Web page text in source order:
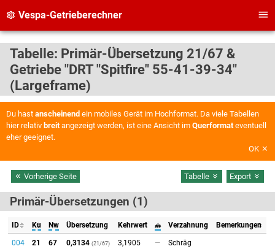
Vespa-Getrieberechner
Tabelle: Primär-Übersetzung 21/67 &
Getriebe "DRT "Spitfire" 55-41-39-34"
(Largeframe)
Du hast anscheinend ein mobiles Gerät im Hochformat. Da viele Tabellen
hier relativ breitangezeigt werden, ist eine Ansicht im Querformateventuell
eher geeignet.
OK
Vorherige Seite Tabelle Export
Primär-Übersetzungen (1)
ID Ku Nw Übersetzung Kehrwert 𝓂 Verzahnung Bemerkungen
004 21 67 0,3134 (21/67) 3,1905 — Schräg